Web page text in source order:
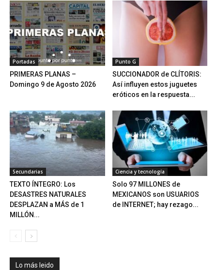
Portadas
PRIMERAS PLANAS –
Domingo 9 de Agosto 2026
Punto G
SUCCIONADOR de CLÍTORIS:
Así influyen estos juguetes
eróticos en la respuesta...
Secundarias
TEXTO ÍNTEGRO: Los
DESASTRES NATURALES
DESPLAZAN a MÁS de 1
MILLÓN...
Ciencia y tecnología
Solo 97 MILLONES de
MEXICANOS son USUARIOS
de INTERNET; hay rezago...
Lo más leido